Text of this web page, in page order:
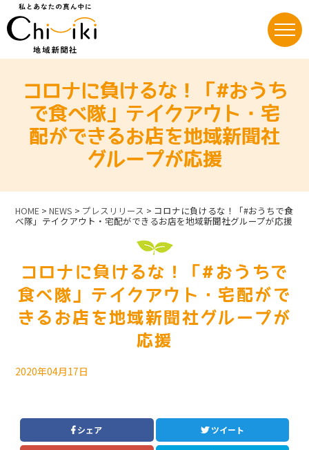
contentコロナに負けるな！「#おうち
で食べ隊」テイクアウト・宅
配ができるお店を地域新聞社
グループが応援
HOME >NEWS > プレスリリース > コロナに負けるな！「#おうちで食
べ隊」テイクアウト・宅配ができるお店を地域新聞社グループが応援
コロナに負けるな！「#おうちで
食べ隊」テイクアウト・宅配がで
きるお店を地域新聞社グループが
応援
2020年04月17日
シェア ツイート